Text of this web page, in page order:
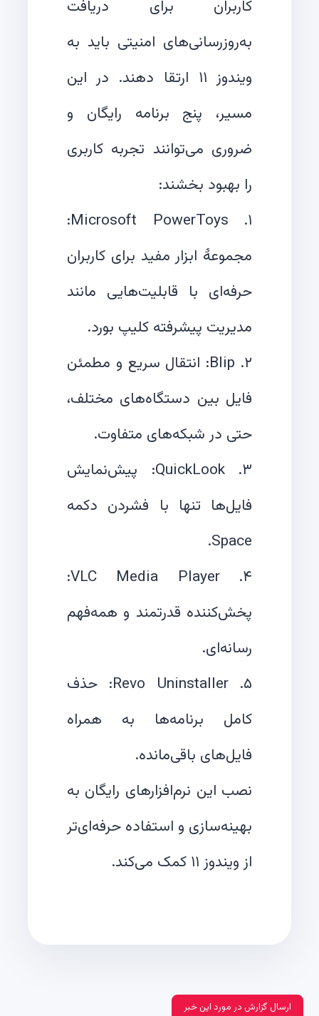
کاربران برای دریافت
به‌روزرسانی‌های امنیتی باید به
ویندوز ۱۱ ارتقا دهند. در این
مسیر، پنج برنامه رایگان و
ضروری می‌توانند تجربه کاربری
۱. Microsoft PowerToys:
مجموعۀ ابزار مفید برای کاربران
حرفه‌ای با قابلیت‌هایی مانند
۲. Blip: انتقال سریع و مطمئن
فایل بین دستگاه‌های مختلف،
۳. QuickLook: پیش‌نمایش
فایل‌ها تنها با فشردن دکمه
۴. VLC Media Player:
پخش‌کننده قدرتمند و همه‌فهم
۵. Revo Uninstaller: حذف
کامل برنامه‌ها به همراه
نصب این نرم‌افزارهای رایگان به
بهینه‌سازی و استفاده حرفه‌ای‌تر
از ویندوز ۱۱ کمک می‌کند.
ارسال گزارش در مورد این خبر